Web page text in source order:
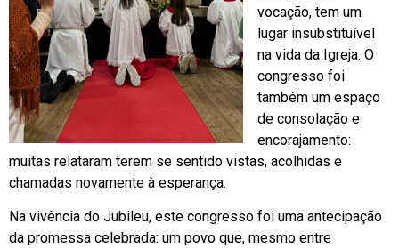
vocação, tem um
lugar insubstituível
na vida da Igreja. O
congresso foi
também um espaço
de consolação e
encorajamento:
muitas relataram terem se sentido vistas, acolhidas e
chamadas novamente à esperança.
Na vivência do Jubileu, este congresso foi uma antecipação
da promessa celebrada: um povo que, mesmo entre